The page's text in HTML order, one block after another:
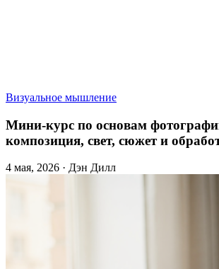
Визуальное мышление
Мини-курс по основам
композиция, свет, сюжет и
4 мая, 2026 · Дэн Дилл